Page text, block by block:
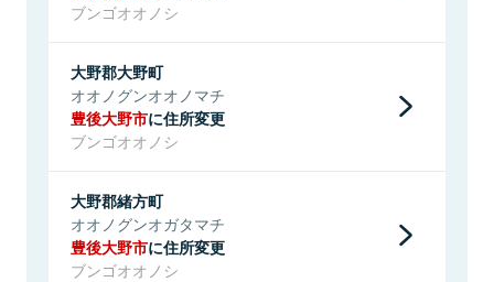
ブンゴオオノシ
大野郡大野町
オオノグンオオノマチ
豊後大野市に住所変更
ブンゴオオノシ
大野郡緒方町
オオノグンオガタマチ
豊後大野市に住所変更
ブンゴオオノシ